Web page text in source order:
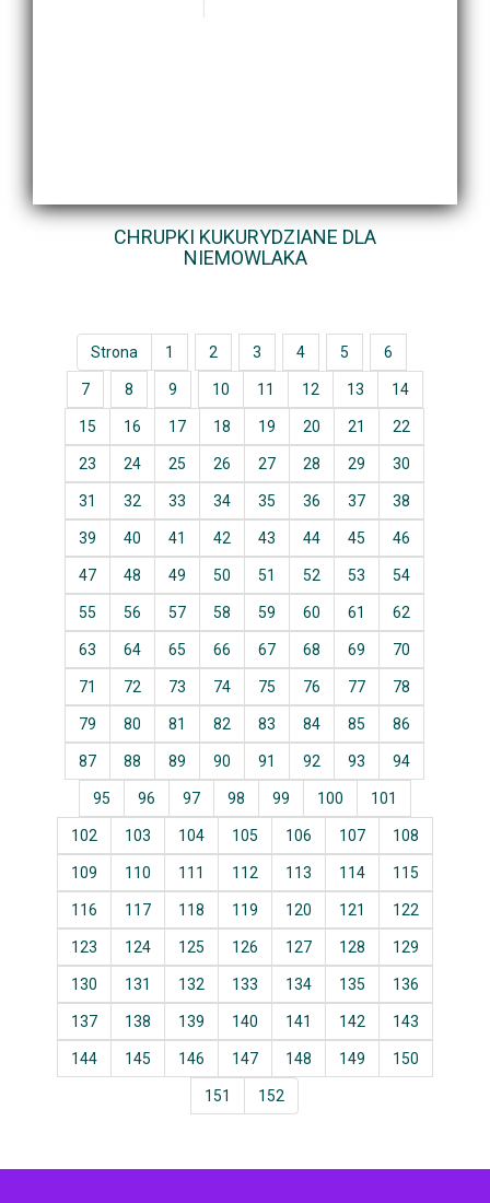
CHRUPKI KUKURYDZIANE DLA
NIEMOWLAKA
Strona 1 2 3 4 5 6
7 8 9 10 11 12 13 14
15 16 17 18 19 20 21 22
23 24 25 26 27 28 29 30
31 32 33 34 35 36 37 38
39 40 41 42 43 44 45 46
47 48 49 50 51 52 53 54
55 56 57 58 59 60 61 62
63 64 65 66 67 68 69 70
71 72 73 74 75 76 77 78
79 80 81 82 83 84 85 86
87 88 89 90 91 92 93 94
95 96 97 98 99 100 101
102 103 104 105 106 107 108
109 110 111 112 113 114 115
116 117 118 119 120 121 122
123 124 125 126 127 128 129
130 131 132 133 134 135 136
137 138 139 140 141 142 143
144 145 146 147 148 149 150
151 152